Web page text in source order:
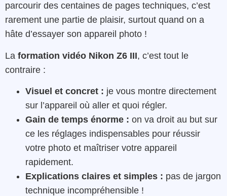
parcourir des centaines de pages techniques, c’est
rarement une partie de plaisir, surtout quand on a
hâte d’essayer son appareil photo !
La formation vidéo Nikon Z6 III, c’est tout le
contraire :
Visuel et concret : je vous montre directement
sur l’appareil où aller et quoi régler.
Gain de temps énorme : on va droit au but sur
ce les réglages indispensables pour réussir
votre photo et maîtriser votre appareil
rapidement.
Explications claires et simples : pas de jargon
technique incompréhensible !